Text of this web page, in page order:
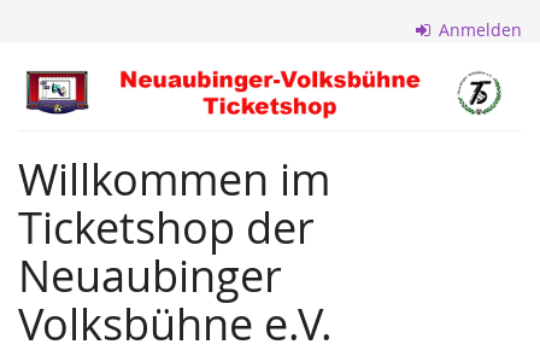
Inhalt
springen
Anmelden
Neuaubinger
e.V.
Willkommen im
Ticketshop der
Neuaubinger
Volksbühne e.V.